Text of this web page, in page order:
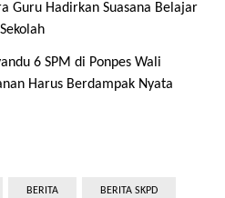
Guru Hadirkan Suasana Belajar
6 SPM di Ponpes Wali
Harus Berdampak Nyata
BERITA BERITA SKPD